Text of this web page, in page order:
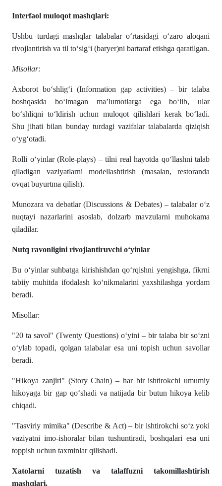
Interfaol muloqot mashqlari:
Ushbu turdagi mashqlar talabalar o‘rtasidagi o‘zaro aloqani
rivojlantirish va til to‘sig‘i (baryer)ni bartaraf etishga qaratilgan.
Misollar:
Axborot bo‘shlig‘i (Information gap activities) – bir talaba
boshqasida bo‘lmagan ma’lumotlarga ega bo‘lib, ular
bo‘shliqni to‘ldirish uchun muloqot qilishlari kerak bo‘ladi.
Shu jihati bilan bunday turdagi vazifalar talabalarda qiziqish
o‘yg‘otadi.
Rolli o‘yinlar (Role-plays) – tilni real hayotda qo‘llashni talab
qiladigan vaziyatlarni modellashtirish (masalan, restoranda
ovqat buyurtma qilish).
Munozara va debatlar (Discussions & Debates) – talabalar o‘z
nuqtayi nazarlarini asoslab, dolzarb mavzularni muhokama
qiladilar.
Nutq ravonligini rivojlantiruvchi o‘yinlar
Bu o‘yinlar suhbatga kirishishdan qo‘rqishni yengishga, fikrni
tabiiy muhitda ifodalash ko‘nikmalarini yaxshilashga yordam
beradi.
Misollar:
"20 ta savol" (Twenty Questions) o‘yini – bir talaba bir so‘zni
o‘ylab topadi, qolgan talabalar esa uni topish uchun savollar
beradi.
"Hikoya zanjiri" (Story Chain) – har bir ishtirokchi umumiy
hikoyaga bir gap qo‘shadi va natijada bir butun hikoya kelib
chiqadi.
"Tasviriy mimika" (Describe & Act) – bir ishtirokchi so‘z yoki
vaziyatni imo-ishoralar bilan tushuntiradi, boshqalari esa uni
toppish uchun taxminlar qilishadi.
Xatolarni tuzatish va talaffuzni takomillashtirish
mashqlari.